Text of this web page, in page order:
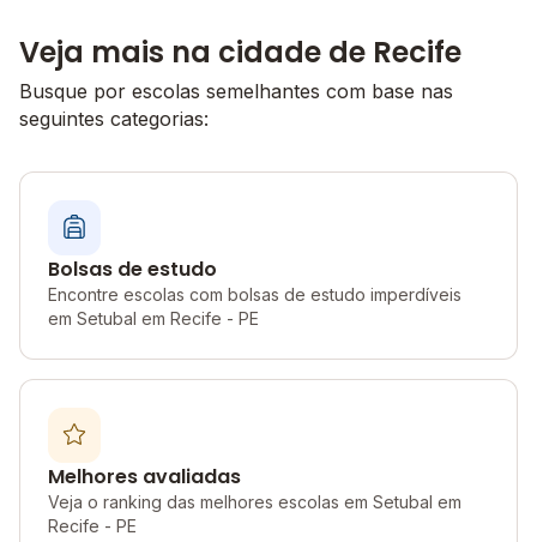
Veja mais na cidade de Recife
Busque por escolas semelhantes com base nas
seguintes categorias:
Bolsas de estudo
Encontre escolas com bolsas de estudo imperdíveis
em Setubal em Recife - PE
Melhores avaliadas
Veja o ranking das melhores escolas em Setubal em
Recife - PE